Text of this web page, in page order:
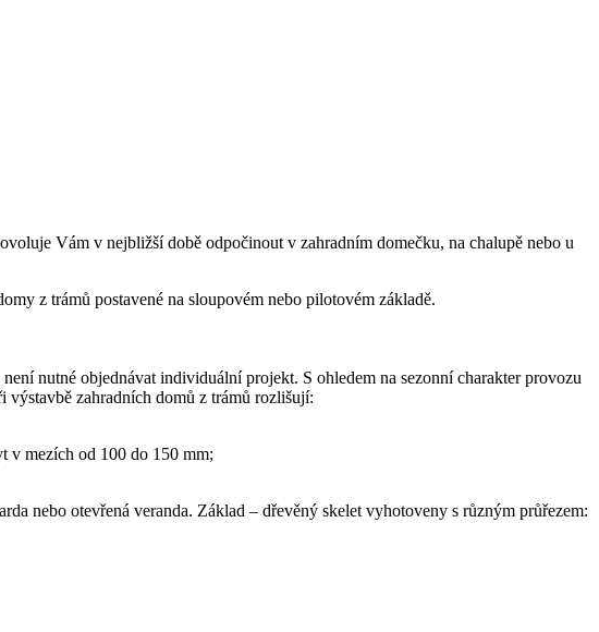
Vám v nejbližší době odpočinout v zahradním domečku, na chalupě nebo u
z trámů postavené na sloupovém nebo pilotovém základě.
nutné objednávat individuální projekt. S ohledem na sezonní charakter provozu
výstavbě zahradních domů z trámů rozlišují:
v mezích od 100 do 150 mm;
nebo otevřená veranda. Základ – dřevěný skelet vyhotoveny s různým průřezem: